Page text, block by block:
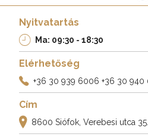
Nyitvatartás
Ma: 09:30 - 18:30
Elérhetőség
+36 30 939 6006 +36 30 940
Cím
8600 Siófok, Verebesi utca 35.